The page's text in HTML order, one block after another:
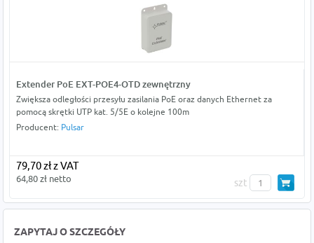
Extender PoE EXT-POE4-OTD zewnętrzny
Zwiększa odległości przesyłu zasilania PoE oraz danych Ethernet za
pomocą skrętki UTP kat. 5/5E o kolejne 100m
Producent: Pulsar
79,70 zł z VAT
64,80 zł netto szt
ZAPYTAJ O SZCZEGÓŁY